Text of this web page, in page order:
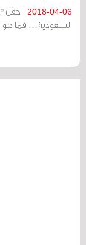
2018-04-06
حقل
السعودية… فما هو